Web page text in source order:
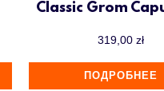
Classic Grom
319,00 zł
ПОДРОБНЕЕ